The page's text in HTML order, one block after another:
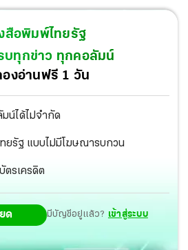
ทำแล้วเลิก โบ้ยปรับ ครม.เป็น
สือพิมพ์ไทยรัฐ
บทุกข่าว ทุกคอลัมน์
งอ่านฟรี 1 วัน
น์ได้ไม่จำกัด
ทยรัฐ แบบไม่มีโฆษณารบกวน
ตรเครดิต
ด มีบัญชีอยู่แล้ว? เข้าสู่ระบบ